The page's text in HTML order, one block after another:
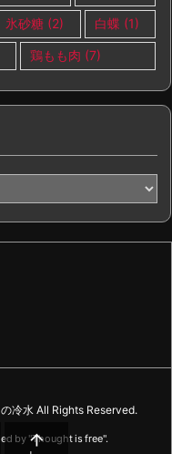
氷砂糖 (2) 白蝶 (1)
鶏もも肉 (7)
冷水 All Rights Reserved.
by "Thought is free".
